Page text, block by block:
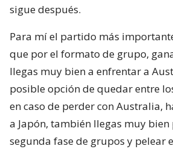
sigue después.
Para mí el partido más
que por el formato de grupo,
llegas muy bien a enfrentar a
posible opción de quedar entre
en caso de perder con Australia,
a Japón, también llegas muy
segunda fase de grupos y pelear